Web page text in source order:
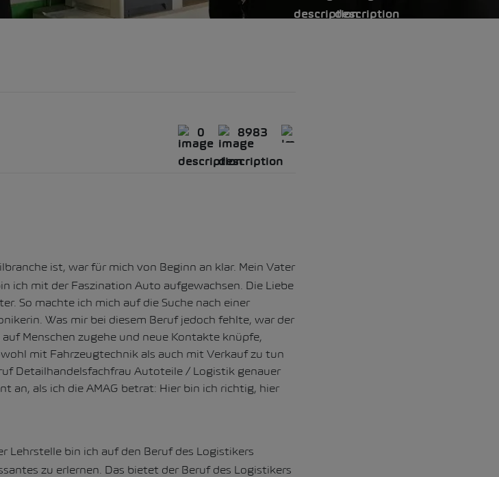
0 8983
ist, war für mich von Beginn an klar. Mein Vater
ich mit der Faszination Auto aufgewachsen. Die Liebe
So machte ich mich auf die Suche nach einer
Was mir bei diesem Beruf jedoch fehlte, war der
Menschen zugehe und neue Kontakte knüpfe,
mit Fahrzeugtechnik als auch mit Verkauf zu tun
Detailhandelsfachfrau Autoteile / Logistik genauer
an, als ich die AMAG betrat: Hier bin ich richtig, hier
Lehrstelle bin ich auf den Beruf des Logistikers
zu erlernen. Das bietet der Beruf des Logistikers